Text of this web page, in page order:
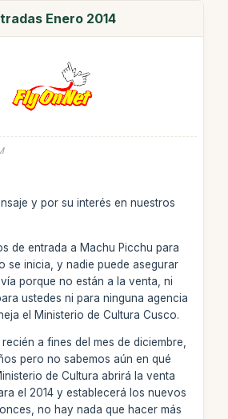
Enero 2014
y por su interés en nuestros
de entrada a Machu Picchu para
se inicia, y nadie puede asegurar
porque no están a la venta, ni
ustedes ni para ninguna agencia
el Ministerio de Cultura Cusco.
a fines del mes de diciembre,
pero no sabemos aún en qué
de Cultura abrirá la venta
el 2014 y establecerá los nuevos
no hay nada que hacer más